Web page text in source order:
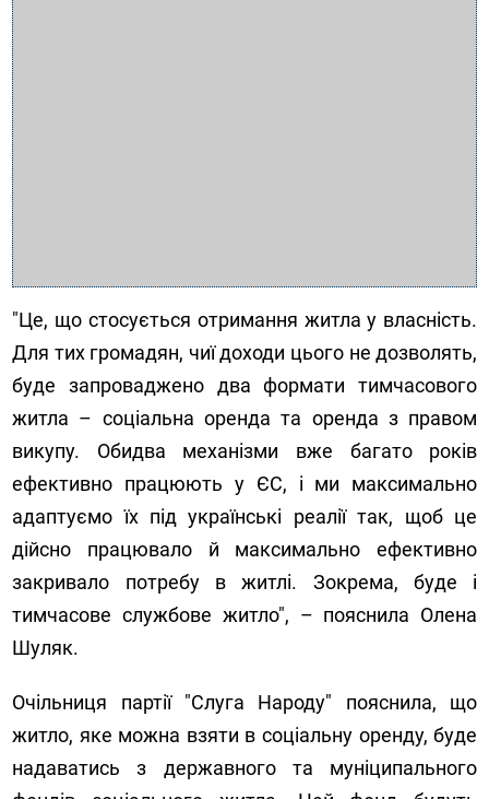
"Це, що стосується отримання житла у власність.
Для тих громадян, чиї доходи цього не дозволять,
буде запроваджено два формати тимчасового
житла – соціальна оренда та оренда з правом
викупу. Обидва механізми вже багато років
ефективно працюють у ЄС, і ми максимально
адаптуємо їх під українські реалії так, щоб це
дійсно працювало й максимально ефективно
закривало потребу в житлі. Зокрема, буде і
тимчасове службове житло", – пояснила Олена
Шуляк.
Очільниця партії "Слуга Народу" пояснила, що
житло, яке можна взяти в соціальну оренду, буде
надаватись з державного та муніципального